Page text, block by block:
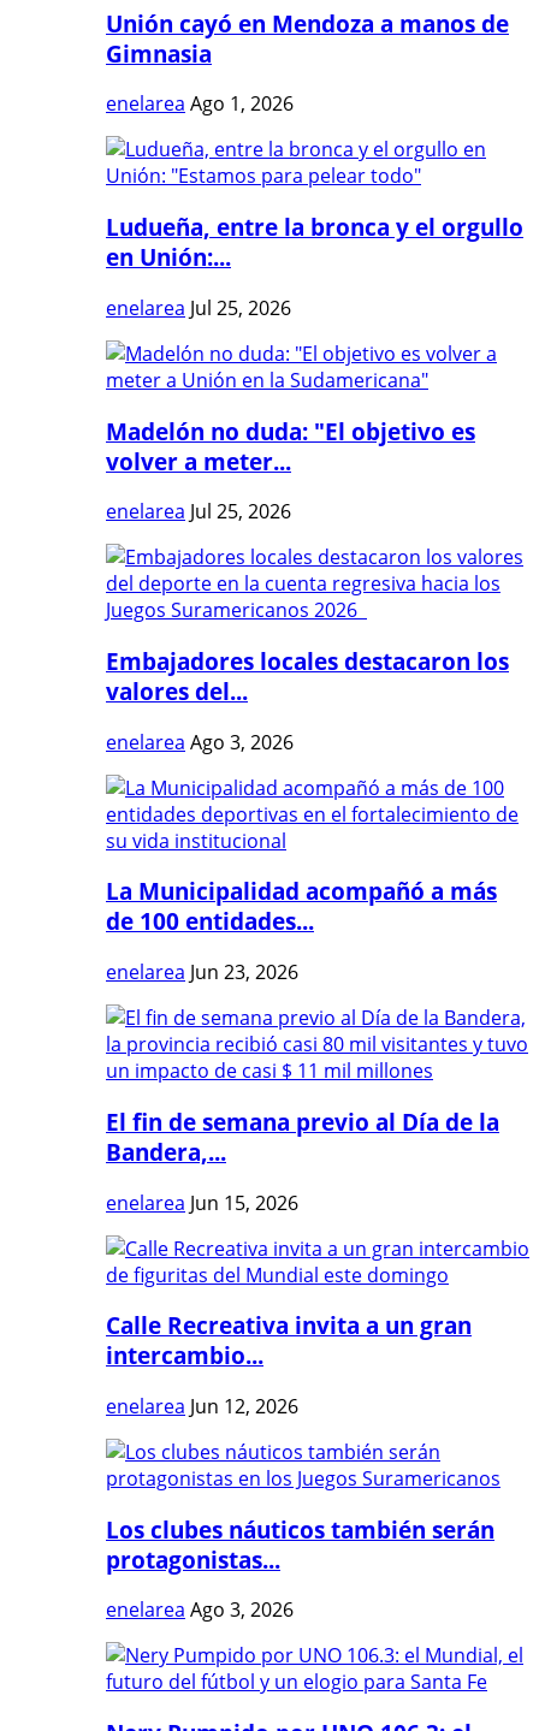
Unión cayó en Mendoza a manos de
Gimnasia
enelarea Ago 1, 2026
Ludueña, entre la bronca y el orgullo
en Unión:...
enelarea Jul 25, 2026
Madelón no duda: "El objetivo es
volver a meter...
enelarea Jul 25, 2026
Embajadores locales destacaron los
valores del...
enelarea Ago 3, 2026
La Municipalidad acompañó a más
de 100 entidades...
enelarea Jun 23, 2026
El fin de semana previo al Día de la
Bandera,...
enelarea Jun 15, 2026
Calle Recreativa invita a un gran
intercambio...
enelarea Jun 12, 2026
Los clubes náuticos también serán
protagonistas...
enelarea Ago 3, 2026